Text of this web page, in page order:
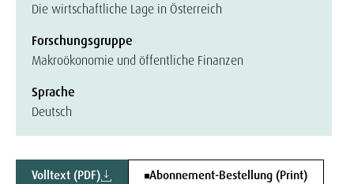
Die wirtschaftliche Lage in Österreich
Forschungsgruppe
Makroökonomie und öffentliche Finanzen
Sprache
Deutsch
Volltext (PDF) Abonnement-Bestellung (Print)